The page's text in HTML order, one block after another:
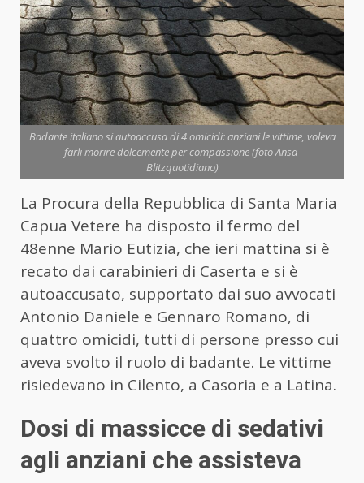
Badante italiano si autoaccusa di 4 omicidi: anziani le vittime, voleva
farli morire dolcemente per compassione (foto Ansa-
Blitzquotidiano)
La Procura della Repubblica di Santa Maria
Capua Vetere ha disposto il fermo del
48enne Mario Eutizia, che ieri mattina si è
recato dai carabinieri di Caserta e si è
autoaccusato, supportato dai suo avvocati
Antonio Daniele e Gennaro Romano, di
quattro omicidi, tutti di persone presso cui
aveva svolto il ruolo di badante. Le vittime
risiedevano in Cilento, a Casoria e a Latina.
Dosi di massicce di sedativi
agli anziani che assisteva